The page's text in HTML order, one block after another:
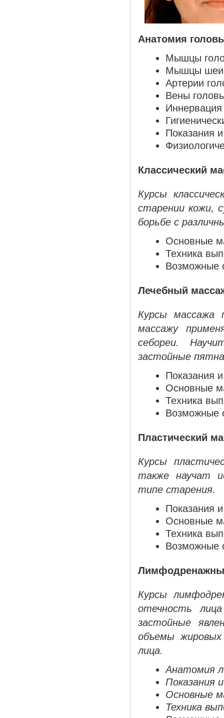
Анатомия
Мышцы
Мышцы
Артерии
Вены
Показания
Классический
Курсы
старении кожи,
борьбе с
Основные
Техника
Возможные
Лечебный
Курсы массажа
массажу
себореи.
застойные
Показания
Основные
Техника
Возможные
Пластический
Курсы
также научат
типе старения.
Показания
Основные
Техника
Возможные
Курсы
отечность
застойные
объемы
лица.
Анатомия
Показания
Основные
Техника